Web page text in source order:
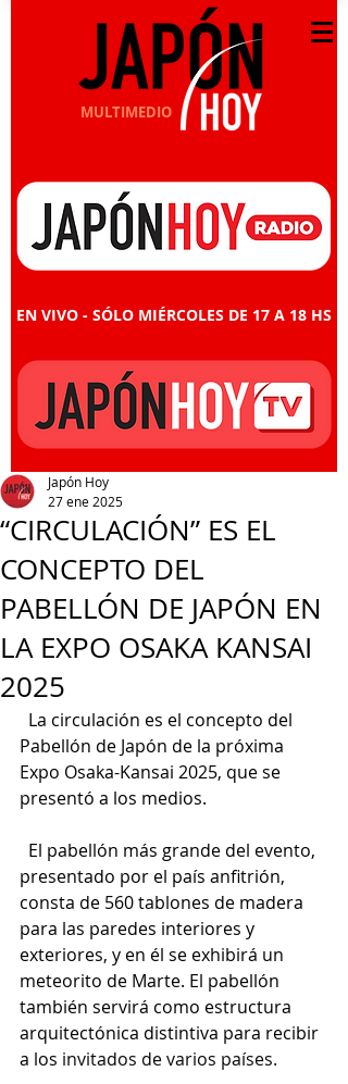
MULTIMEDIO
EN VIVO - SÓLO MIÉRCOLES DE 17 A 18 HS
“CIRCULACIÓN” ES EL
CONCEPTO DEL
PABELLÓN DE JAPÓN EN
LA EXPO OSAKA KANSAI
2025
Japón Hoy
27 ene 2025
La circulación es el concepto del
Pabellón de Japón de la próxima
Expo Osaka-Kansai 2025, que se
presentó a los medios.
El pabellón más grande del evento,
presentado por el país anfitrión,
consta de 560 tablones de madera
para las paredes interiores y
exteriores, y en él se exhibirá un
meteorito de Marte. El pabellón
también servirá como estructura
arquitectónica distintiva para recibir
a los invitados de varios países.